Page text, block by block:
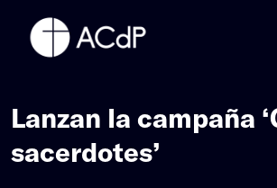
Lanzan la campaña
sacerdotes’